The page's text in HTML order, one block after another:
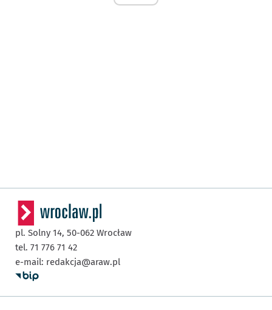
pl. Solny 14, 50-062 Wrocław
tel. 71 776 71 42
e-mail: redakcja@araw.pl